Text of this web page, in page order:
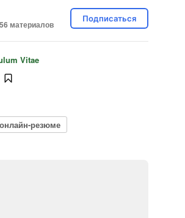
материалов
Подписаться
Vitae
онлайн-резюме